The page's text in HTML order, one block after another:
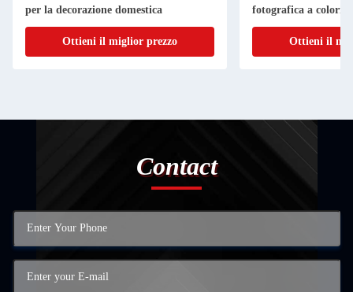
per la decorazione domestica
Ottieni il miglior prezzo
fotografica a colori
Ottieni il
Contact